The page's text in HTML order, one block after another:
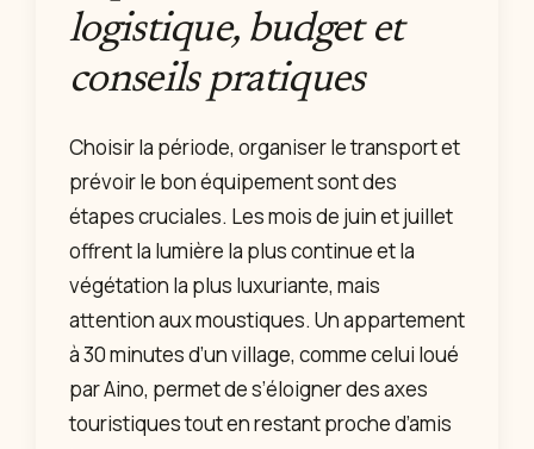
logistique, budget et
conseils pratiques
Choisir la période, organiser le transport et
prévoir le bon équipement sont des
étapes cruciales. Les mois de juin et juillet
offrent la lumière la plus continue et la
végétation la plus luxuriante, mais
attention aux moustiques. Un appartement
à 30 minutes d’un village, comme celui loué
par Aino, permet de s’éloigner des axes
touristiques tout en restant proche d’amis